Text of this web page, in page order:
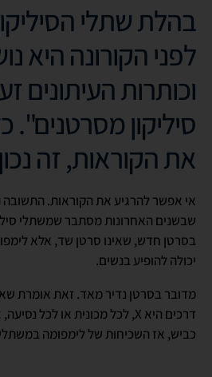
בהלת שתלי
לפני הקורונה היא
וכותרות העיתונים
סיליקון מסרטנים".
את הקוראות, זה
אי אפשר להרגיע את הקוראות.
שבשנים האחרונות מסתבר שמשתלי
בסרטן חדש, שאינו סרטן שד, אלא
יכולה להופיע בנשים.
מדובר בסרטן נדיר מאד. זאת אומרת
דרכים היא X, לכל מכונית או לכל
כביש, אז השכיחות של לימפומה במשתלי